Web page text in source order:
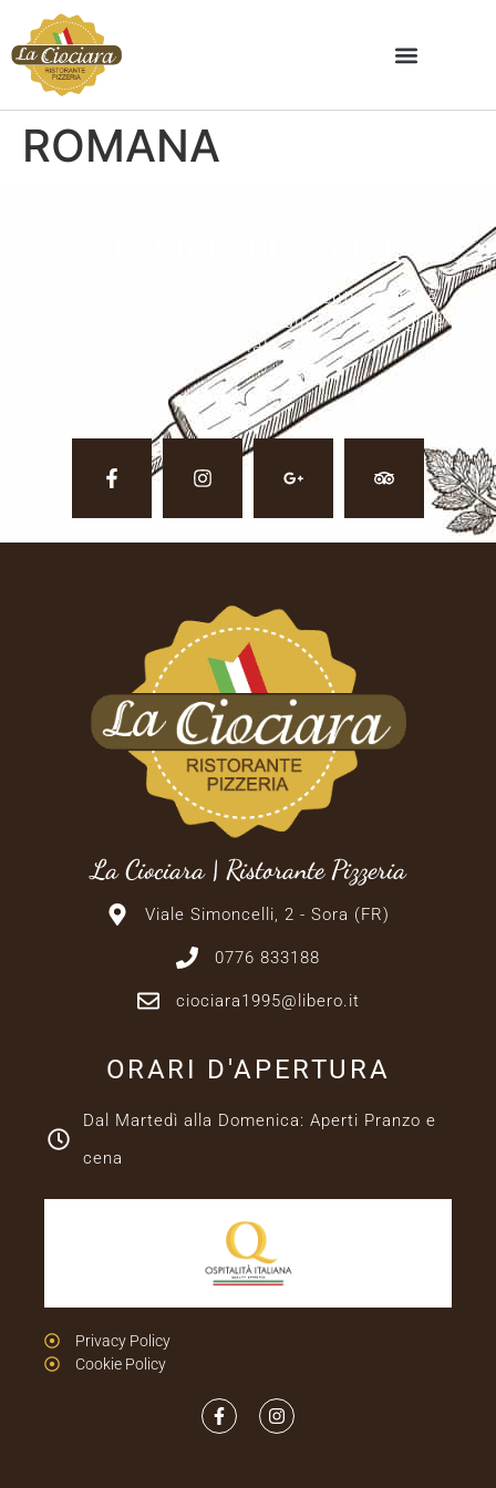
ROMANA
SEGUICI SUI SOCIAL
Vuoi restare aggiornato su eventi, ricette e
nuove pietanze? Seguici sulle nostre pagine
social.
La Ciociara | Ristorante Pizzeria
Viale Simoncelli, 2 - Sora (FR)
0776 833188
ciociara1995@libero.it
ORARI D'APERTURA
Dal Martedì alla Domenica: Aperti Pranzo e
cena
Privacy Policy
Cookie Policy